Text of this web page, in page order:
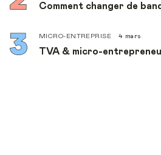
Comment changer de
MICRO-ENTREPRISE 4 mars
TVA & micro-